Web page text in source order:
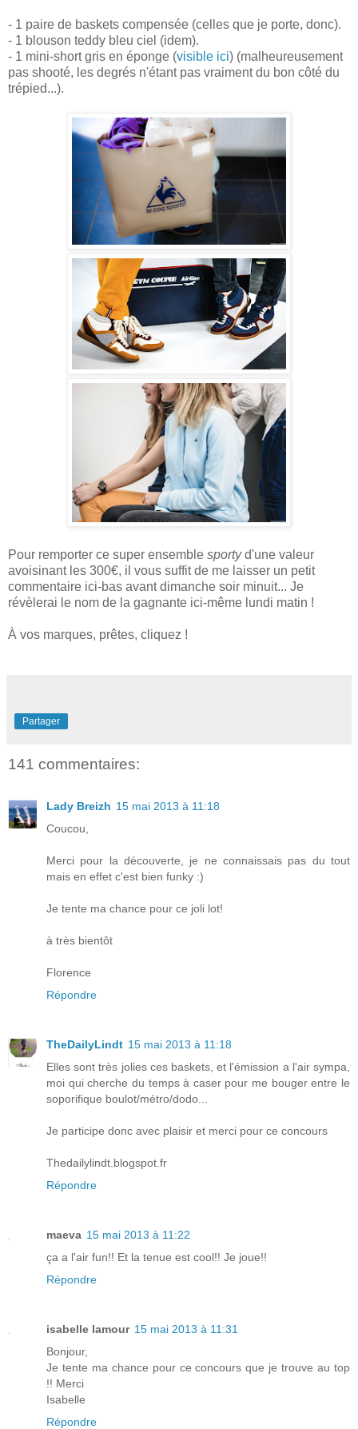
- 1 paire de baskets compensée (celles que je porte, donc).
- 1 blouson teddy bleu ciel (idem).
- 1 mini-short gris en éponge (visible ici) (malheureusement
pas shooté, les degrés n'étant pas vraiment du bon côté du
trépied...).
Pour remporter ce super ensemble sportyd'une valeur
avoisinant les 300€, il vous suffit de me laisser un petit
commentaire ici-bas avant dimanche soir minuit... Je
révèlerai le nom de la gagnante ici-même lundi matin !
À vos marques, prêtes, cliquez !
Partager
141 commentaires:
Lady Breizh 15 mai 2013 à 11:18
Coucou,
Merci pour la découverte, je ne connaissais pas du tout
mais en effet c'est bien funky :)
Je tente ma chance pour ce joli lot!
à très bientôt
Florence
Répondre
TheDailyLindt 15 mai 2013 à 11:18
Elles sont très jolies ces baskets, et l'émission a l'air sympa,
moi qui cherche du temps à caser pour me bouger entre le
soporifique boulot/métro/dodo...
Je participe donc avec plaisir et merci pour ce concours
Thedailylindt.blogspot.fr
Répondre
maeva 15 mai 2013 à 11:22
ça a l'air fun!! Et la tenue est cool!! Je joue!!
Répondre
isabelle lamour 15 mai 2013 à 11:31
Bonjour,
Je tente ma chance pour ce concours que je trouve au top
!! Merci
Isabelle
Répondre